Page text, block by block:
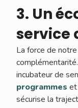
3. Un
service
La force de
incubateur de
programmes
sécurise la